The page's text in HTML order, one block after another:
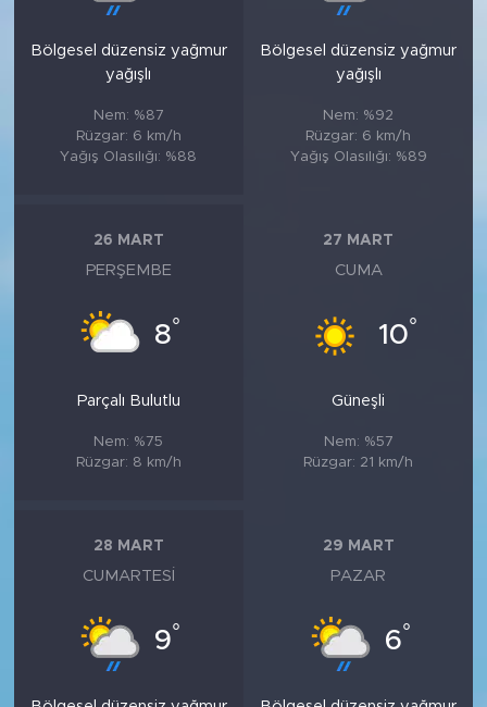
Bölgesel düzensiz yağmur
yağışlı
Nem: %87
Rüzgar: 6 km/h
Yağış Olasılığı: %88
Bölgesel düzensiz yağmur
yağışlı
Nem: %92
Rüzgar: 6 km/h
Yağış Olasılığı: %89
26 MART
PERŞEMBE
8°
Parçalı Bulutlu
Nem: %75
Rüzgar: 8 km/h
27 MART
CUMA
10°
Güneşli
Nem: %57
Rüzgar: 21 km/h
28 MART
CUMARTESI
9°
29 MART
PAZAR
6°